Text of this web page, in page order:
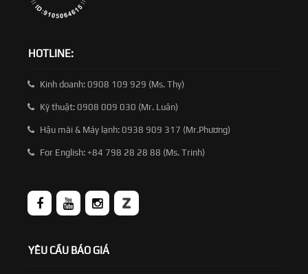
HOTLINE:
Kinh doanh: 0908 109 929 (Ms. Thy)
Kỹ thuật: 0908 009 030 (Mr. Luân)
Hậu mãi & Máy lạnh: 0938 909 317 (Mr.Phương)
For English: +84 798 28 28 88 (Ms. Trinh)
YÊU CẦU BÁO GIÁ